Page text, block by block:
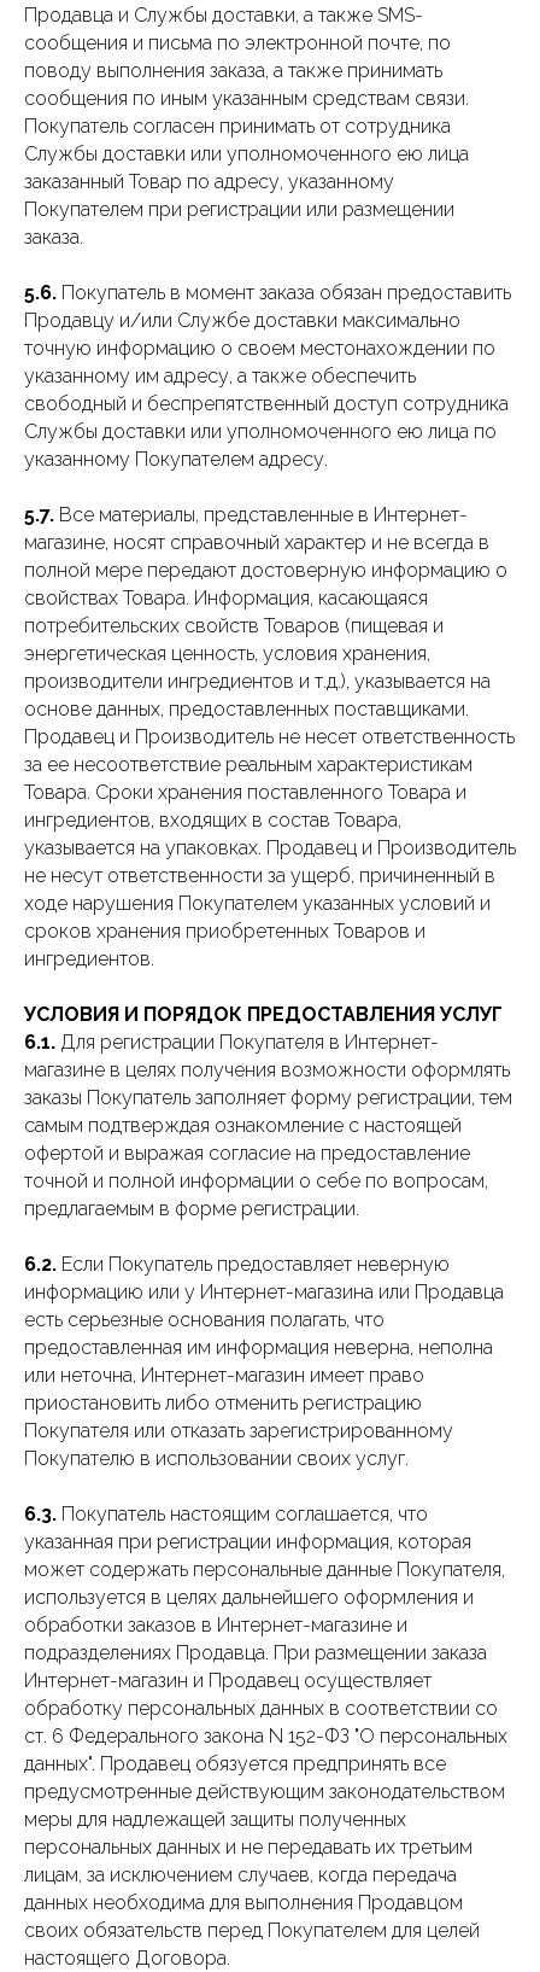
Продавца и Службы доставки, а также SMS-
сообщения и письма по электронной почте, по
поводу выполнения заказа, а также принимать
сообщения по иным указанным средствам связи.
Покупатель согласен принимать от сотрудника
Службы доставки или уполномоченного ею лица
заказанный Товар по адресу, указанному
Покупателем при регистрации или размещении
заказа.
5.6. Покупатель в момент заказа обязан предоставить
Продавцу и/или Службе доставки максимально
точную информацию о своем местонахождении по
указанному им адресу, а также обеспечить
свободный и беспрепятственный доступ сотрудника
Службы доставки или уполномоченного ею лица по
указанному Покупателем адресу.
5.7. Все материалы, представленные в Интернет-
магазине, носят справочный характер и не всегда в
полной мере передают достоверную информацию о
свойствах Товара. Информация, касающаяся
потребительских свойств Товаров (пищевая и
энергетическая ценность, условия хранения,
производители ингредиентов и т.д.), указывается на
основе данных, предоставленных поставщиками.
Продавец и Производитель не несет ответственность
за ее несоответствие реальным характеристикам
Товара. Сроки хранения поставленного Товара и
ингредиентов, входящих в состав Товара,
указывается на упаковках. Продавец и Производитель
не несут ответственности за ущерб, причиненный в
ходе нарушения Покупателем указанных условий и
сроков хранения приобретенных Товаров и
ингредиентов.
УСЛОВИЯ И ПОРЯДОК ПРЕДОСТАВЛЕНИЯ УСЛУГ
6.1. Для регистрации Покупателя в Интернет-
магазине в целях получения возможности оформлять
заказы Покупатель заполняет форму регистрации, тем
самым подтверждая ознакомление с настоящей
офертой и выражая согласие на предоставление
точной и полной информации о себе по вопросам,
предлагаемым в форме регистрации.
6.2. Если Покупатель предоставляет неверную
информацию или у Интернет-магазина или Продавца
есть серьезные основания полагать, что
предоставленная им информация неверна, неполна
или неточна, Интернет-магазин имеет право
приостановить либо отменить регистрацию
Покупателя или отказать зарегистрированному
Покупателю в использовании своих услуг.
6.3. Покупатель настоящим соглашается, что
указанная при регистрации информация, которая
может содержать персональные данные Покупателя,
используется в целях дальнейшего оформления и
обработки заказов в Интернет-магазине и
подразделениях Продавца. При размещении заказа
Интернет-магазин и Продавец осуществляет
обработку персональных данных в соответствии со
ст. 6 Федерального закона N 152-ФЗ "О персональных
данных". Продавец обязуется предпринять все
предусмотренные действующим законодательством
меры для надлежащей защиты полученных
персональных данных и не передавать их третьим
лицам, за исключением случаев, когда передача
данных необходима для выполнения Продавцом
своих обязательств перед Покупателем для целей
настоящего Договора.